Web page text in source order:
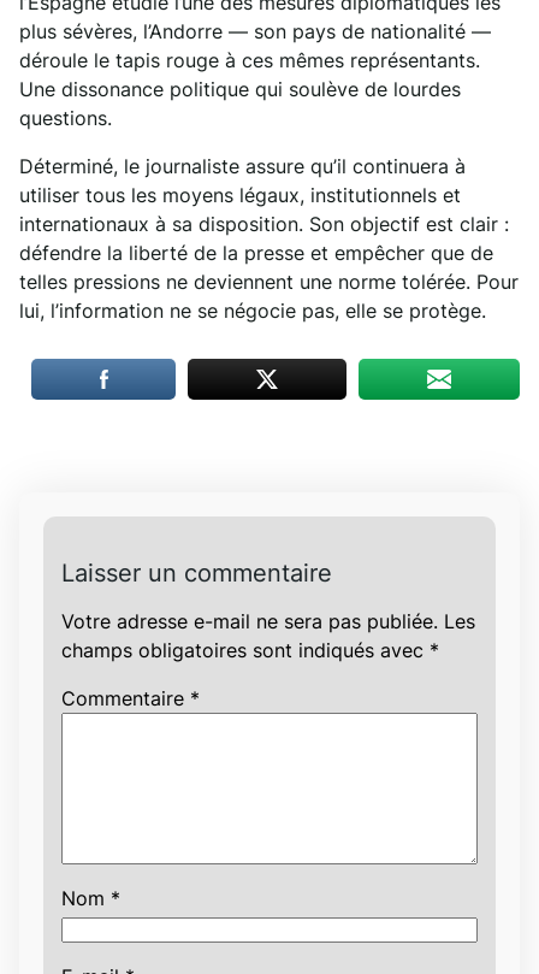
plus sévères, l’Andorre — son pays de nationalité —
déroule le tapis rouge à ces mêmes représentants.
Une dissonance politique qui soulève de lourdes
questions.
Déterminé, le journaliste assure qu’il continuera à
utiliser tous les moyens légaux, institutionnels et
internationaux à sa disposition. Son objectif est clair :
défendre la liberté de la presse et empêcher que de
telles pressions ne deviennent une norme tolérée. Pour
lui, l’information ne se négocie pas, elle se protège.
Laisser un commentaire
Votre adresse e-mail ne sera pas publiée. Les
champs obligatoires sont indiqués avec *
Commentaire *
Nom *